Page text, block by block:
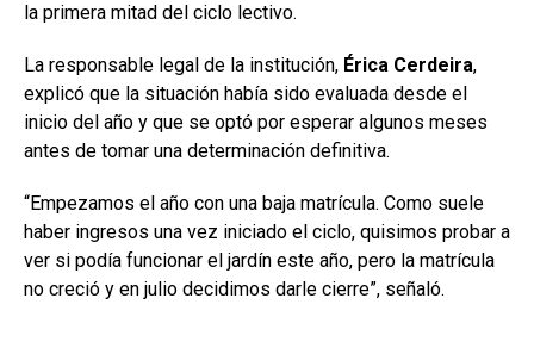
la primera mitad del ciclo lectivo.
La responsable legal de la institución, Érica Cerdeira,
explicó que la situación había sido evaluada desde el
inicio del año y que se optó por esperar algunos meses
antes de tomar una determinación definitiva.
“Empezamos el año con una baja matrícula. Como suele
haber ingresos una vez iniciado el ciclo, quisimos probar a
ver si podía funcionar el jardín este año, pero la matrícula
no creció y en julio decidimos darle cierre”, señaló.